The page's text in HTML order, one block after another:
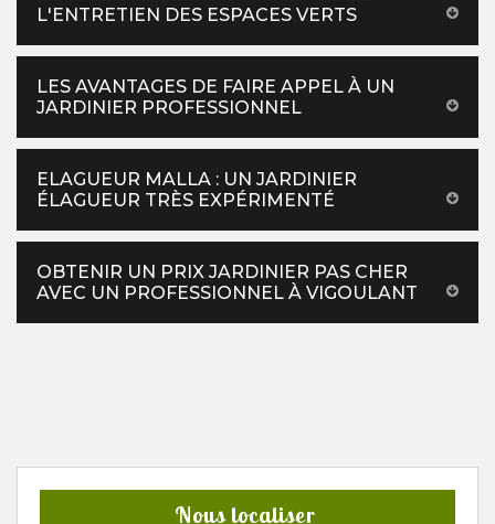
L'ENTRETIEN DES ESPACES VERTS
LES AVANTAGES DE FAIRE APPEL À UN
JARDINIER PROFESSIONNEL
ELAGUEUR MALLA : UN JARDINIER
ÉLAGUEUR TRÈS EXPÉRIMENTÉ
OBTENIR UN PRIX JARDINIER PAS CHER
AVEC UN PROFESSIONNEL À VIGOULANT
Nous localiser